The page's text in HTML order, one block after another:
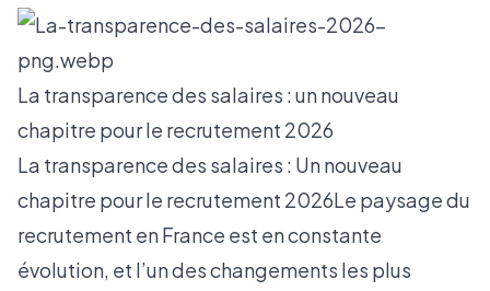
La transparence des salaires : un nouveau
chapitre pour le recrutement 2026
La transparence des salaires : Un nouveau
chapitre pour le recrutement 2026Le paysage du
recrutement en France est en constante
évolution, et l’un des changements les plus